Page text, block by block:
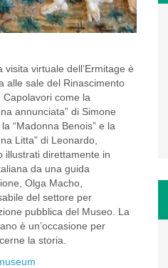
visita virtuale dell’Ermitage è
alle sale del Rinascimento
Capolavori come la
annunciata” di Simone
“Madonna Benois” e la
Litta” di Leonardo,
illustrati direttamente in
da una guida
Olga Macho,
del settore per
pubblica del Museo. La
è un’occasione per
la storia.